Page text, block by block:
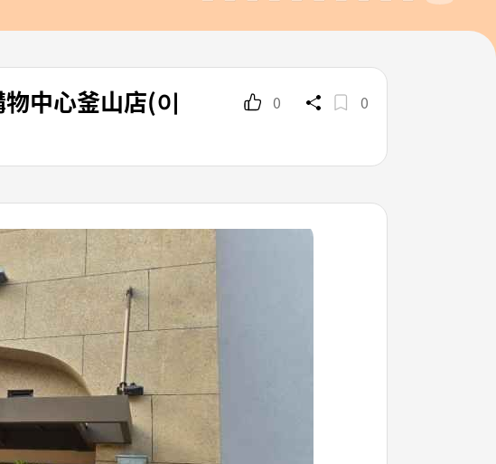
中心釜山店(이
0 0